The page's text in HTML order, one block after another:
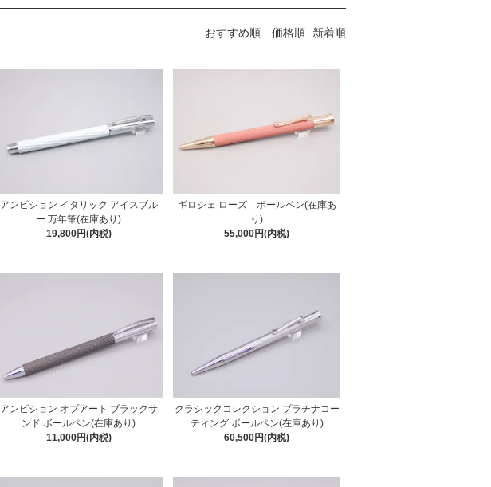
おすすめ順 価格順 新着順
アンビション イタリック アイスブル
ー 万年筆(在庫あり)
19,800円(内税)
ギロシェ ローズ ボールペン(在庫あ
り)
55,000円(内税)
アンビション オプアート ブラックサ
ンド ボールペン(在庫あり)
11,000円(内税)
クラシックコレクション プラチナコー
ティング ボールペン(在庫あり)
60,500円(内税)